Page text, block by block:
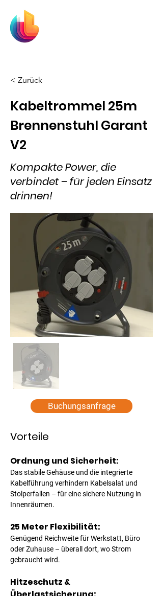
< Zurück
Kabeltrommel 25m
Brennenstuhl Garant
V2
Kompakte Power, die
verbindet – für jeden Einsatz
drinnen!
Buchungsanfrage
Vorteile
Ordnung und Sicherheit:
Das stabile Gehäuse und die integrierte
Kabelführung verhindern Kabelsalat und
Stolperfallen – für eine sichere Nutzung in
Innenräumen.
25 Meter Flexibilität:
Genügend Reichweite für Werkstatt, Büro
oder Zuhause – überall dort, wo Strom
gebraucht wird.
Hitzeschutz &